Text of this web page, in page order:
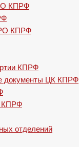
КПРФ
КПРФ
КПРФ
документы ЦК КПРФ
КПРФ
отделений